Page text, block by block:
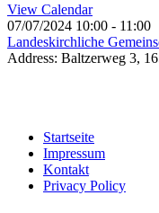
View Calendar
07/07/2024 10:00 - 11:00
Landeskirchliche
Address: Baltzerweg 3,
Startseite
Impressum
Kontakt
Privacy Policy